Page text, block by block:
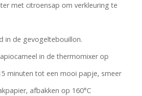
met citroensap om verkleuring te
in de gevogeltebouillon.
in de thermomixer op
minuten tot een mooi papje, smeer
afbakken op 160°C